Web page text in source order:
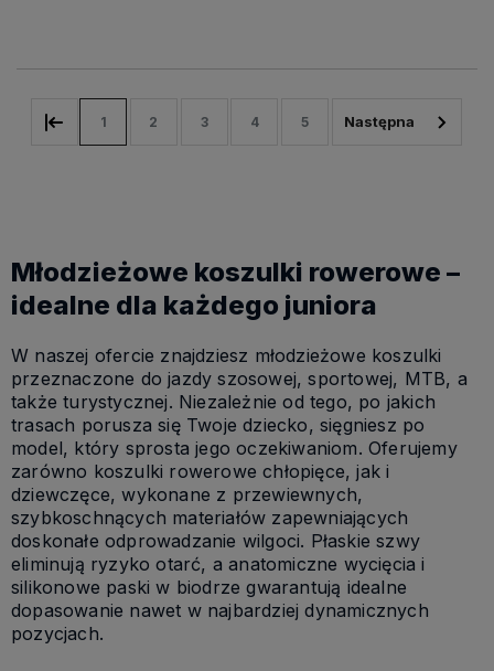
1 2 3 4 5
Młodzieżowe koszulki rowerowe –
idealne dla każdego juniora
W naszej ofercie znajdziesz młodzieżowe koszulki
przeznaczone do jazdy szosowej, sportowej, MTB, a
także turystycznej. Niezależnie od tego, po jakich
trasach porusza się Twoje dziecko, sięgniesz po
model, który sprosta jego oczekiwaniom. Oferujemy
zarówno koszulki rowerowe chłopięce, jak i
dziewczęce, wykonane z przewiewnych,
szybkoschnących materiałów zapewniających
doskonałe odprowadzanie wilgoci. Płaskie szwy
eliminują ryzyko otarć, a anatomiczne wycięcia i
silikonowe paski w biodrze gwarantują idealne
dopasowanie nawet w najbardziej dynamicznych
pozycjach.